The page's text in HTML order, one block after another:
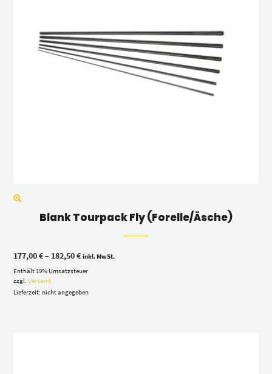
Blank Tourpack Fly (Forelle/Äsche)
177,00€– 182,50€Preisspanne:
bis
inkl. MwSt.
Enthält 19% Umsatzsteuer
zzgl.Versand
Lieferzeit: nicht angegeben